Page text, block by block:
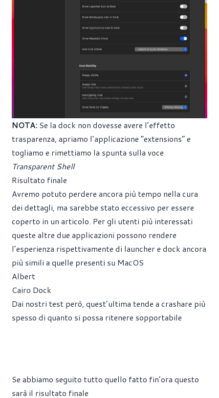
NOTA: Se la dock non dovesse avere l’effetto
trasparenza, apriamo l’applicazione “extensions” e
togliamo e rimettiamo la spunta sulla voce
Transparent Shell
Risultato finale
Avremo potuto perdere ancora più tempo nella cura
dei dettagli, ma sarebbe stato eccessivo per essere
coperto in un articolo. Per gli utenti più interessati
queste altre due applicazioni possono rendere
l’esperienza rispettivamente di launcher e dock ancora
più simili a quelle presenti su MacOS
Albert
Cairo Dock
Dai nostri test però, quest’ultima tende a crashare più
spesso di quanto si possa ritenere sopportabile
Se abbiamo seguito tutto quello fatto fin’ora questo
sarà il risultato finale